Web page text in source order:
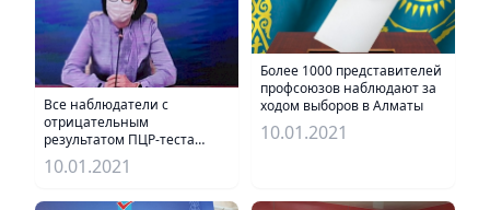
Все наблюдатели с
отрицательным
результатом ПЦР-теста
будут допущены на участки
10.01.2021
Более 1000 представителей
профсоюзов наблюдают за
ходом выборов в Алматы
10.01.2021